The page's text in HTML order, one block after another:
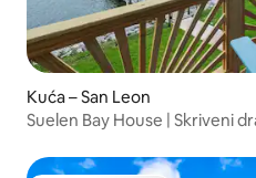
Kuća – San Leon
Suelen Bay House | Skriveni